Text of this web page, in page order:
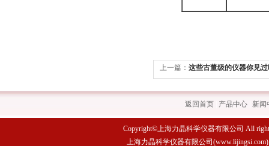
上一篇： 这些古董级的仪器你见
返回首页 产品中心 新闻
Copyright©上海力晶科学仪器有限公司 All
上海力晶科学仪器有限公司